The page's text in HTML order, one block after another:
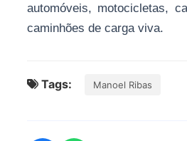
automóveis, motocicletas,
caminhões de carga viva.
Tags: Manoel Ribas